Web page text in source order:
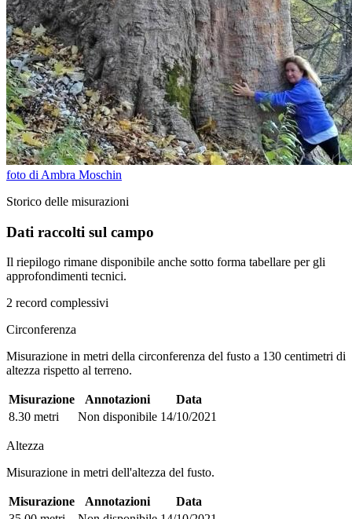
foto di Ambra Moschin
Storico delle misurazioni
Dati raccolti sul campo
Il riepilogo rimane disponibile anche sotto forma tabellare per gli
approfondimenti tecnici.
2 record complessivi
Circonferenza
Misurazione in metri della circonferenza del fusto a 130 centimetri di
altezza rispetto al terreno.
Misurazione Annotazioni
Data
8.30 metri
Non disponibile 14/10/2021
Altezza
Misurazione in metri dell'altezza del fusto.
Misurazione Annotazioni
Data